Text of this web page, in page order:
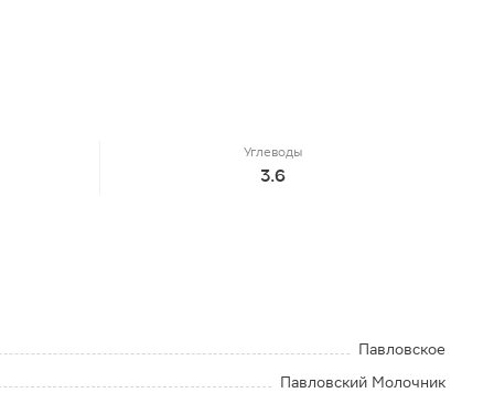
Углеводы
3.6
Павловское
Павловский Молочник